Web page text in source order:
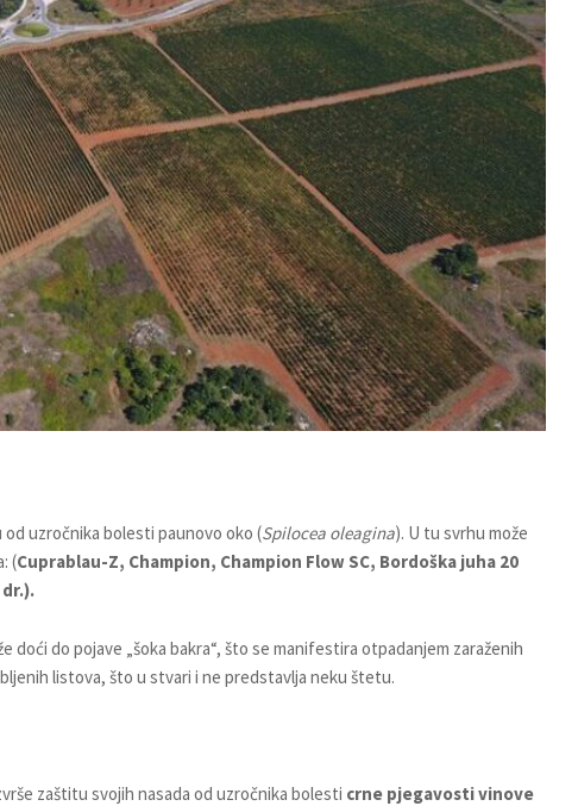
uzročnika bolesti paunovo oko (Spilocea oleagina). U tu svrhu može
(Cuprablau-Z, Champion, Champion Flow SC, Bordoška juha 20
dr.).
doći do pojave „šoka bakra“, što se manifestira otpadanjem zaraženih
listova, što u stvari i ne predstavlja neku štetu.
zaštitu svojih nasada od uzročnika bolesti crne pjegavosti vinove